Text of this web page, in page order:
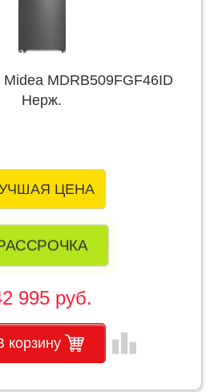
MDRB509FGF46ID
Нерж.
ЦЕНА
995 руб.
корзину leaderboard